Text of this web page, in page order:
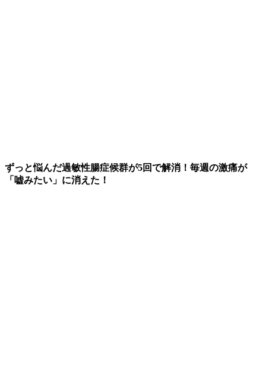
ずっと悩んだ過敏性腸症候群が5回で解消！毎週の激痛が
「嘘みたい」に消えた！